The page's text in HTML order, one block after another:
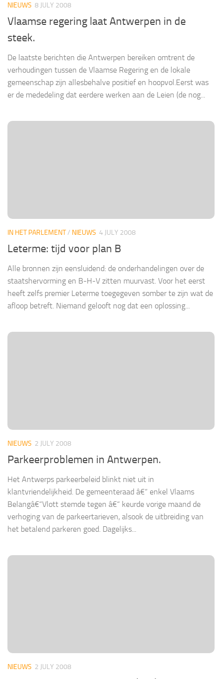
NIEUWS 8 JULY 2008
Vlaamse regering laat Antwerpen in de
steek.
De laatste berichten die Antwerpen bereiken omtrent de
verhoudingen tussen de Vlaamse Regering en de lokale
gemeenschap zijn allesbehalve positief en hoopvol.Eerst was
er de mededeling dat eerdere werken aan de Leien (de nog...
IN HET PARLEMENT/ NIEUWS 4 JULY 2008
Leterme: tijd voor plan B
Alle bronnen zijn eensluidend: de onderhandelingen over de
staatshervorming en B-H-V zitten muurvast. Voor het eerst
heeft zelfs premier Leterme toegegeven somber te zijn wat de
afloop betreft. Niemand gelooft nog dat een oplossing...
NIEUWS 2 JULY 2008
Parkeerproblemen in Antwerpen.
Het Antwerps parkeerbeleid blinkt niet uit in
klantvriendelijkheid. De gemeenteraad â€“ enkel Vlaams
Belangâ€“Vlott stemde tegen â€“ keurde vorige maand de
verhoging van de parkeertarieven, alsook de uitbreiding van
het betalend parkeren goed. Dagelijks...
NIEUWS 2 JULY 2008